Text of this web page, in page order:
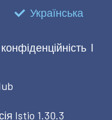
Українська
|
Istio 1.30.3